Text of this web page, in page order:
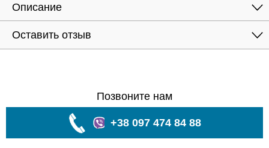
Описание
Оставить отзыв
Позвоните нам
+38 097 474 84 88